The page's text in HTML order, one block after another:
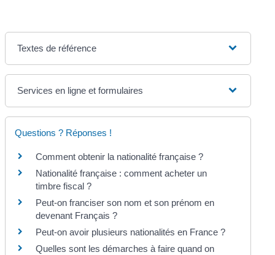
Textes de référence
Services en ligne et formulaires
Questions ? Réponses !
Comment obtenir la nationalité française ?
Nationalité française : comment acheter un
timbre fiscal ?
Peut-on franciser son nom et son prénom en
devenant Français ?
Peut-on avoir plusieurs nationalités en France ?
Quelles sont les démarches à faire quand on